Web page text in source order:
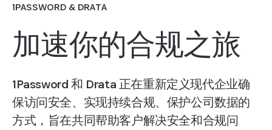
1PASSWORD & DRATA
加速你的合规之旅
1Password 和 Drata 正在重新定义现代企业确
保访问安全、实现持续合规、保护公司数据的
方式，旨在共同帮助客户解决安全和合规问